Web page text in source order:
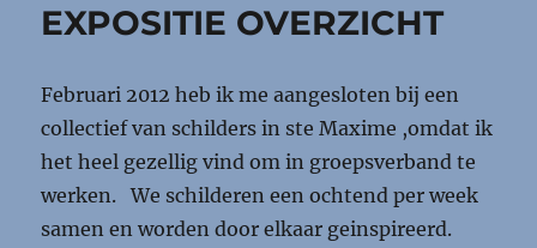
EXPOSITIE OVERZICHT
Februari 2012 heb ik me aangesloten bij een
collectief van schilders in ste Maxime ,omdat ik
het heel gezellig vind om in groepsverband te
werken. We schilderen een ochtend per week
samen en worden door elkaar geinspireerd.